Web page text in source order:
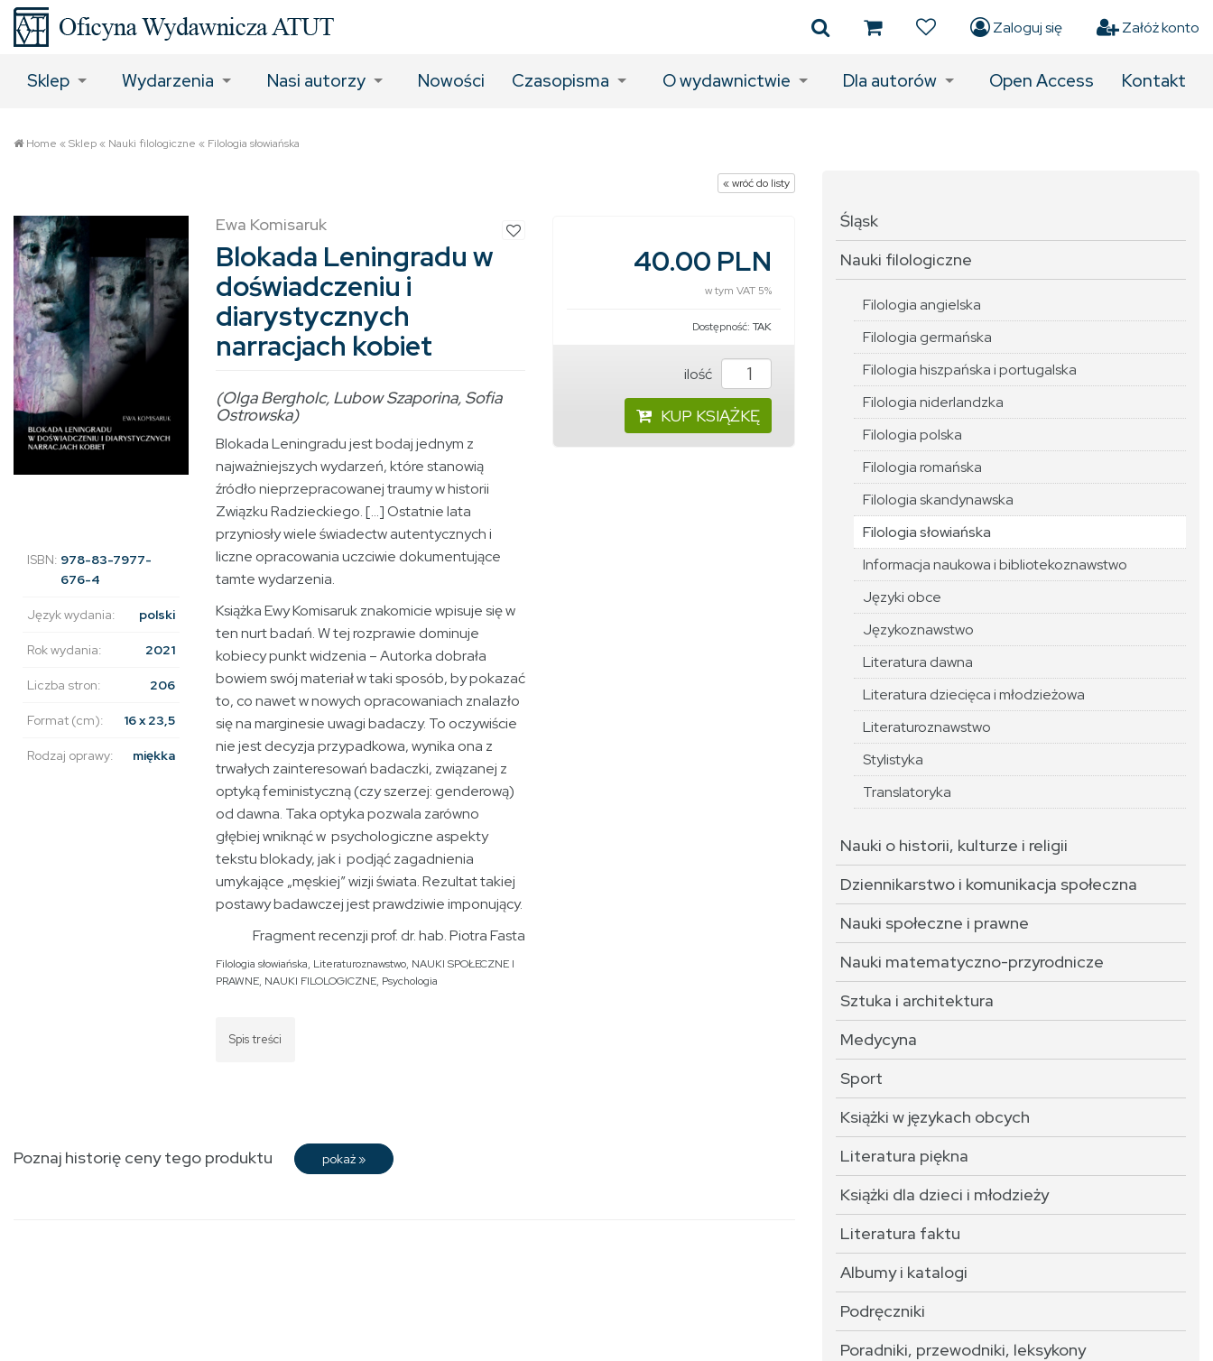
Zaloguj się Załóż konto
Sklep Wydarzenia Nasi autorzy Nowości Czasopisma O wydawnictwie Dla autorów Open Access Kontakt
Home «Sklep« Nauki filologiczne « Filologia słowiańska
« wróć do listy
ISBN: 978-83-7977-
676-4
Język wydania: polski
Rok wydania: 2021
Liczba stron: 206
Format (cm): 16 x 23,5
Rodzaj oprawy: miękka
Ewa Komisaruk
Blokada Leningradu w
doświadczeniu i
diarystycznych
narracjach kobiet
(Olga Bergholc, Lubow Szaporina, Sofia
Ostrowska)
Blokada Leningradu jest bodaj jednym z
najważniejszych wydarzeń, które stanowią
źródło nieprzepracowanej traumy w historii
Związku Radzieckiego. […] Ostatnie lata
przyniosły wiele świadectw autentycznych i
liczne opracowania uczciwie dokumentujące
tamte wydarzenia.
Książka Ewy Komisaruk znakomicie wpisuje się w
ten nurt badań. W tej rozprawie dominuje
kobiecy punkt widzenia – Autorka dobrała
bowiem swój materiał w taki sposób, by pokazać
to, co nawet w nowych opracowaniach znalazło
się na marginesie uwagi badaczy. To oczywiście
nie jest decyzja przypadkowa, wynika ona z
trwałych zainteresowań badaczki, związanej z
optyką feministyczną (czy szerzej: genderową)
od dawna. Taka optyka pozwala zarówno
głębiej wniknąć w psychologiczne aspekty
tekstu blokady, jak i podjąć zagadnienia
umykające „męskiej” wizji świata. Rezultat takiej
postawy badawczej jest prawdziwie imponujący.
Fragment recenzji prof. dr. hab. Piotra Fasta
Filologia słowiańska, Literaturoznawstwo, NAUKI SPOŁECZNE I
PRAWNE, NAUKI FILOLOGICZNE, Psychologia
Spis treści
40.00 PLN
w tym VAT 5%
Dostępność: TAK
ilość
KUP KSIĄŻKĘ
Poznaj historię ceny tego produktu pokaż »
Śląsk
Nauki filologiczne
Filologia angielska
Filologia germańska
Filologia hiszpańska i portugalska
Filologia niderlandzka
Filologia polska
Filologia romańska
Filologia skandynawska
Filologia słowiańska
Informacja naukowa i bibliotekoznawstwo
Języki obce
Językoznawstwo
Literatura dawna
Literatura dziecięca i młodzieżowa
Literaturoznawstwo
Stylistyka
Translatoryka
Nauki o historii, kulturze i religii
Dziennikarstwo i komunikacja społeczna
Nauki społeczne i prawne
Nauki matematyczno-przyrodnicze
Sztuka i architektura
Medycyna
Sport
Książki w językach obcych
Literatura piękna
Książki dla dzieci i młodzieży
Literatura faktu
Albumy i katalogi
Podręczniki
Poradniki, przewodniki, leksykony